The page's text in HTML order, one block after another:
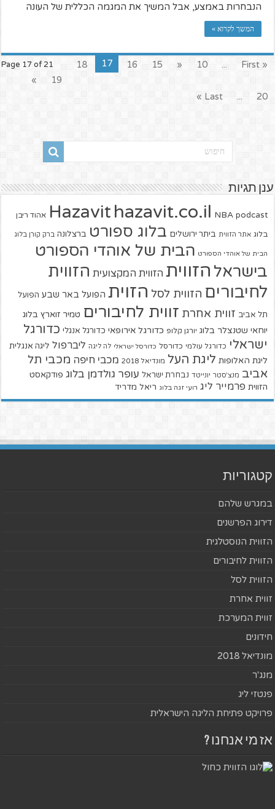
הנבחרות באמצע, אבל המשיך את המגמה הכללית של העונה
המשך לקרוא »
Page 17 of 21 « First
...
10
«
15
16
17
18
19
»
20
...
Last »
ענן תגיות
Hazavit hazavit.co.il NBA podcast אהוד ריבן
בלוג אתר הזווית ביתר ירושלים בלוג ספורט ברצלונה ברק קורן בלוג
הבית של אוהדי הספורט הבית של אוהדי הספורט
בישראל הזווית הזווית המקצועית הזווית
לחיבורים הזווית לסל הזוית הפועל באר שבע הפועל
תל אביב זווית אחרת זווית לחיבורים טמיר זוארץ בלוג
יוחאי שטנצלר בלוג יורגן קלופ כדורגל אירופאי כדורגל אנגלי כדורגל
ישראלי כדורגל עולמי כדורסל כדורסל ישראלי לה ליגה ליברפול ליגה אנגלית
ליגת האלופות ליגת העל מונדיאל 2018 מכבי חיפה מכבי תל
אביב מנצ'סטר יונייטד נבחרת ישראל עופר גולדמן בלוג פודקאסט
הזווית פרמייר ליג רועי זגה בלוג ריאל מדריד
קטגוריות
במגרש שלהם
דירוג הפרשנים
הזווית הנוסטלגית
הזווית לחיבורים
הזווית לסל
זווית אחרת
זווית המערכת
חידונים
מונדיאל 2018
מנג'ר
פנטזי ליג
פרויקט פתיחת הליגה הישראלית
אז מי אנחנו ?